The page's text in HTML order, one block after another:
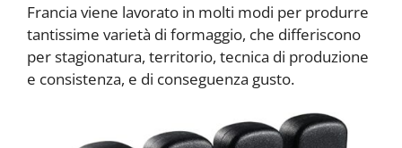
Francia viene lavorato in molti modi per produrre
tantissime varietà di formaggio, che differiscono
per stagionatura, territorio, tecnica di produzione
e consistenza, e di conseguenza gusto.